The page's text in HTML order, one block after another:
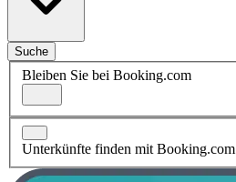
Suche
Bleiben Sie bei Booking.com
Unterkünfte finden mit Booking.com